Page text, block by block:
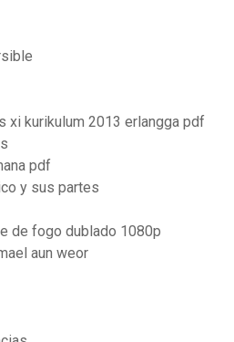
xi kurikulum 2013 erlangga pdf
pdf
y sus partes
de fogo dublado 1080p
aun weor